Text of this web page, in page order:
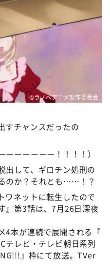
©ラノベアニメ製作委員会
すチャンスだったの
ーーーーーー！！！！）
出して、ギロチン処刑の
のか？それとも……！？
ワネットに転生したので
』第3話は、7月26日深夜
4本が連続で展開される『
テレビ・テレビ朝日系列
』枠にて放送。TVer